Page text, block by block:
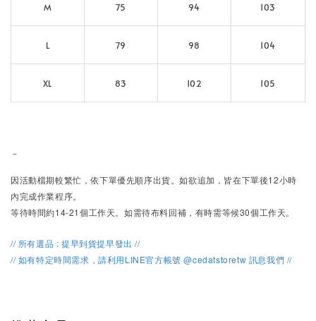
M 75 94 103
L 79 98 104
XL 83 102 105
－
因活動檔期較繁忙，依下單優先順序出貨。如欲追加，皆在下單後12小時
內完成作業程序。
等待時間約14-21個工作天。如需待布料回補，有時需等候30個工作天。
// 所有選品 : 提早到貨提早發出 //
// 如有特定時間需求，請利用LINE官方帳號 @cedatstoretw 訊息我們 //